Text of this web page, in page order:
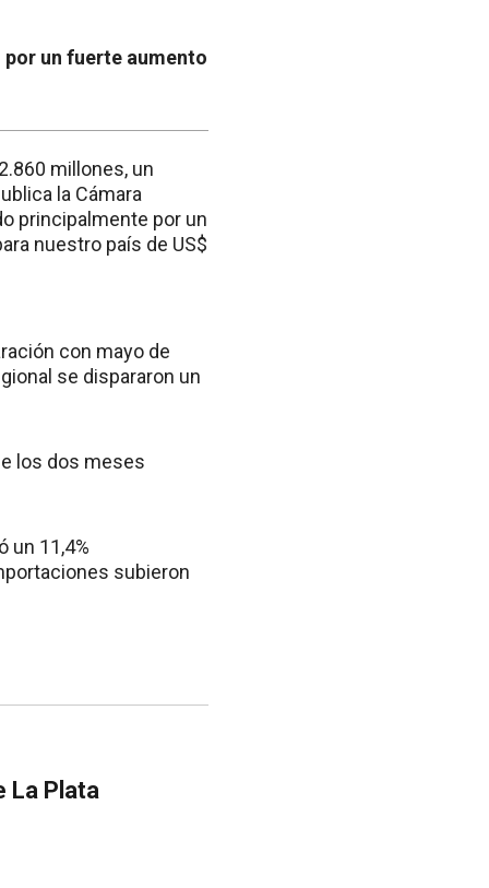
un fuerte aumento
millones, un
la Cámara
principalmente por un
nuestro país de US$
con mayo de
se dispararon un
los dos meses
un 11,4%
subieron
La Plata